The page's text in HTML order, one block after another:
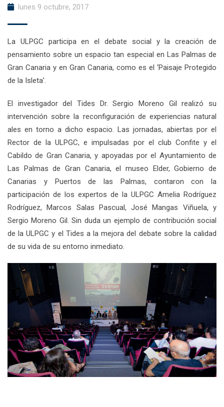
lunes 9 octubre, 2017
La ULPGC participa en el debate social y la creación de
pensamiento sobre un espacio tan especial en Las Palmas de
Gran Canaria y en Gran Canaria, como es el ‘Paisaje Protegido
de la Isleta’.
El investigador del Tides Dr. Sergio Moreno Gil realizó su
intervención sobre la reconfiguración de experiencias natural
ales en torno a dicho espacio. Las jornadas, abiertas por el
Rector de la ULPGC, e impulsadas por el club Confite y el
Cabildo de Gran Canaria, y apoyadas por el Ayuntamiento de
Las Palmas de Gran Canaria, el museo Elder, Gobierno de
Canarias y Puertos de las Palmas, contaron con la
participación de los expertos de la ULPGC Amelia Rodríguez
Rodríguez, Marcos Salas Pascual, José Mangas Viñuela, y
Sergio Moreno Gil. Sin duda un ejemplo de contribución social
de la ULPGC y el Tides a la mejora del debate sobre la calidad
de su vida de su entorno inmediato.